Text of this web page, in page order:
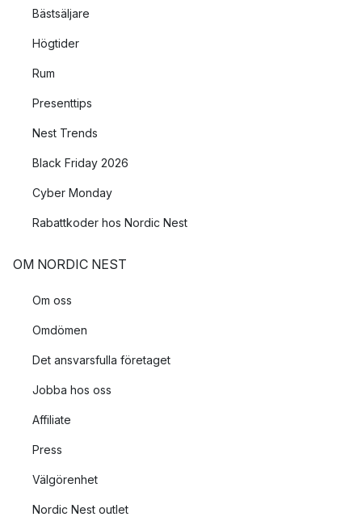
Bästsäljare
Högtider
Rum
Presenttips
Nest Trends
Black Friday 2026
Cyber Monday
Rabattkoder hos Nordic Nest
OM NORDIC NEST
Om oss
Omdömen
Det ansvarsfulla företaget
Jobba hos oss
Affiliate
Press
Välgörenhet
Nordic Nest outlet